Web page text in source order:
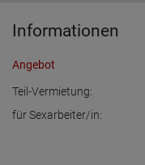
Informationen
Angebot
Teil-Vermietung:
für Sexarbeiter/in: